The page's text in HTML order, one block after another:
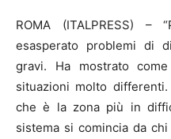
ROMA (ITALPRESS) –
esasperato problemi di
gravi. Ha mostrato
situazioni molto
che è la zona più in
sistema si comincia da